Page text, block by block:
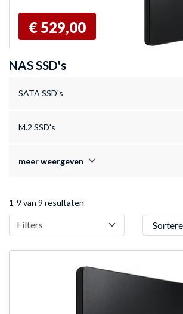
€ 529,00
NAS SSD's
SATA SSD's
M.2 SSD's
meer weergeven
1-9 van 9 resultaten
Filters Sorteren